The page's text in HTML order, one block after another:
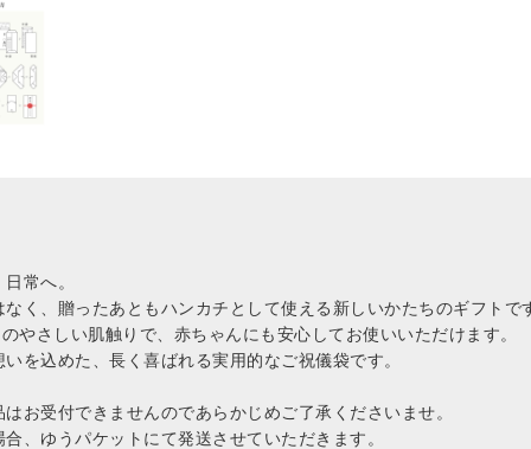
常へ。
く、贈ったあともハンカチとして使える新しいかたちのギフトで
やさしい肌触りで、赤ちゃんにも安心してお使いいただけます。
を込めた、長く喜ばれる実用的なご祝儀袋です。
受付できませんのであらかじめご了承くださいませ。
ゆうパケットにて発送させていただきます。